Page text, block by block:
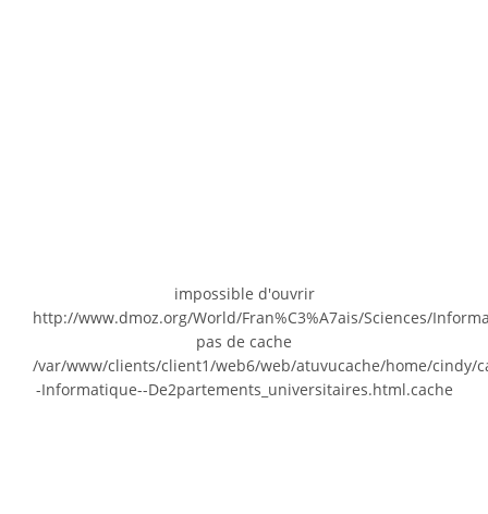
impossible d'ouvrir
http://www.dmoz.org/World/Fran%C3%A7ais/Sciences/
pas de cache
/var/www/clients/client1/web6/web/atuvucache/home/cindy/
-Informatique--De2partements_universitaires.html.cache